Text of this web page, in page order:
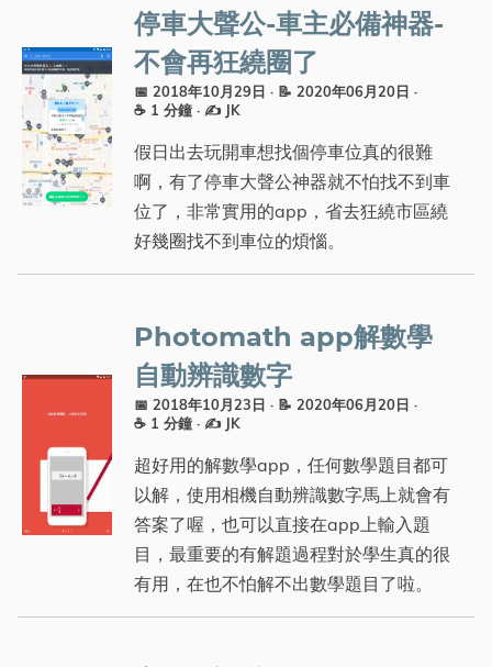
停車大聲公-車主必備神器-
不會再狂繞圈了
📅 2018年10月29日 · 📝 2020年06月20日 ·
☕ 1 分鐘 · ✍️ JK
假日出去玩開車想找個停車位真的很難
啊，有了停車大聲公神器就不怕找不到車
位了，非常實用的app，省去狂繞市區繞
好幾圈找不到車位的煩惱。
Photomath app解數學
自動辨識數字
📅 2018年10月23日 · 📝 2020年06月20日 ·
☕ 1 分鐘 · ✍️ JK
超好用的解數學app，任何數學題目都可
以解，使用相機自動辨識數字馬上就會有
答案了喔，也可以直接在app上輸入題
目，最重要的有解題過程對於學生真的很
有用，在也不怕解不出數學題目了啦。